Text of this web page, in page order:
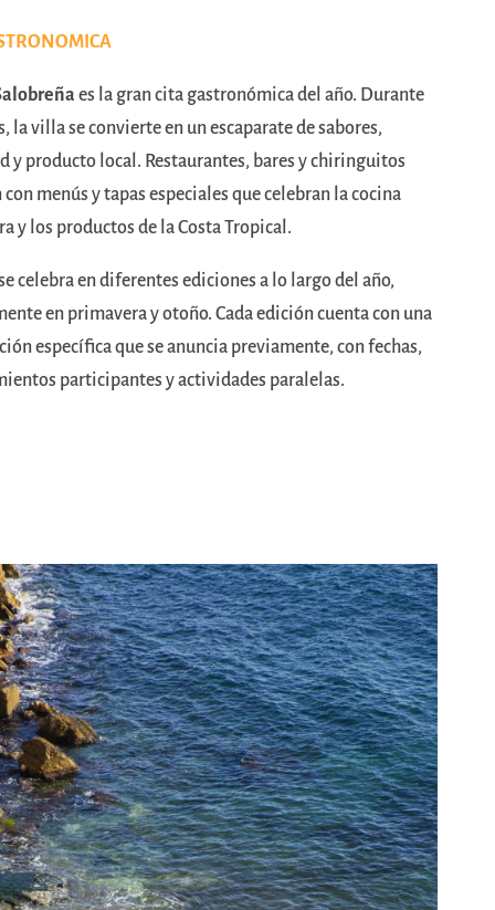
es la gran cita gastronómica del año. Durante
la villa se convierte en un escaparate de sabores,
y producto local. Restaurantes, bares y chiringuitos
menús y tapas especiales que celebran la cocina
y los productos de la Costa Tropical.
celebra en diferentes ediciones a lo largo del año,
en primavera y otoño. Cada edición cuenta con una
específica que se anuncia previamente, con fechas,
participantes y actividades paralelas.